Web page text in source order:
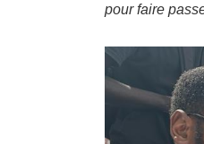
pour faire